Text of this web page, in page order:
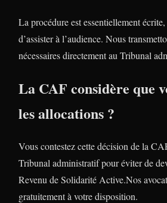
La procédure est essentiellement écrite,
d’assister à l’audience. Nous
nécessaires directement au Tribunal
La CAF considère que
les allocations ?
Vous contestez cette décision de la
Tribunal administratif pour éviter de
Revenu de Solidarité Active.Nos
gratuitement à votre disposition.